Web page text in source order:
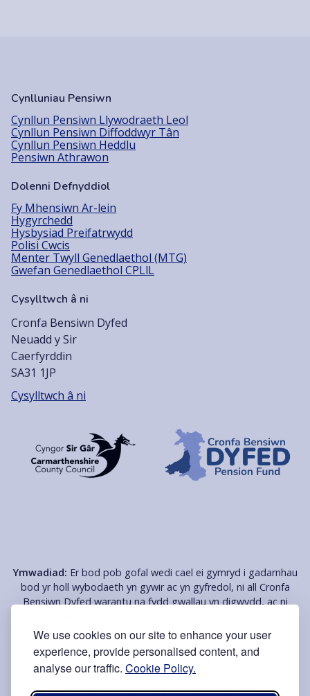
We use cookies on our site to enhance your user
experience, provide personalised content, and
analyse our traffic. Cookie Policy.
Cynlluniau Pensiwn
Cynllun Pensiwn Llywodraeth Leol
Cynllun Pensiwn Diffoddwyr Tân
Cynllun Pensiwn Heddlu
Pensiwn Athrawon
Dolenni Defnyddiol
Fy Mhensiwn Ar-lein
Hygyrchedd
Hysbysiad Preifatrwydd
Polisi Cwcis
Menter Twyll Genedlaethol (MTG)
Gwefan Genedlaethol CPLlL
Cysylltwch â ni
Cronfa Bensiwn Dyfed
Neuadd y Sir
Caerfyrddin
SA31 1JP
Cysylltwch â ni
Ymwadiad: Er bod pob gofal wedi cael ei gymryd i gadarnhau
bod yr holl wybodaeth yn gywir ac yn gyfredol, ni all Cronfa
Bensiwn Dyfed warantu na fydd gwallau yn digwydd, ac ni
anghyfleustra a achosir o ganlyniad i unrhyw wall neu
gamgymeriad ar y tudalennau hyn. Mae nifer o'r dolenni yn
cysylltu â thudalennau â gynhelir gan gyrff eraill, sy’n cael eu
darparu er mwyn eich cyfleustra. Nad yw’r Gronfa yn
cymeradwyo nac yn cefnogi'r cyrff dan sylw, y wybodaeth ar eu